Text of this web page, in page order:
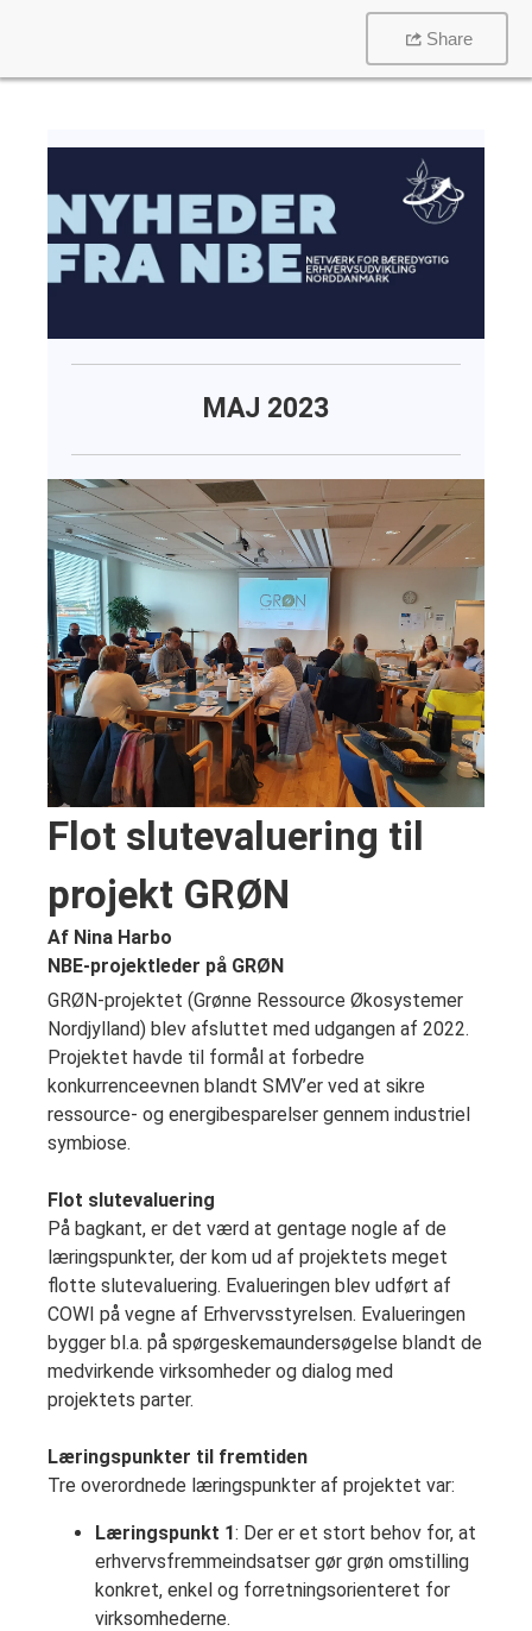
Share
MAJ 2023
Flot slutevaluering til
projekt GRØN
Af Nina Harbo
NBE-projektleder på GRØN
GRØN-projektet (Grønne Ressource Økosystemer
Nordjylland) blev afsluttet med udgangen af 2022.
Projektet havde til formål at forbedre
konkurrenceevnen blandt SMV’er ved at sikre
ressource- og energibesparelser gennem industriel
symbiose.
Flot slutevaluering
På bagkant, er det værd at gentage nogle af de
læringspunkter, der kom ud af projektets meget
flotte slutevaluering. Evalueringen blev udført af
COWI på vegne af Erhvervsstyrelsen. Evalueringen
bygger bl.a. på spørgeskemaundersøgelse blandt de
medvirkende virksomheder og dialog med
projektets parter.
Læringspunkter til fremtiden
Tre overordnede læringspunkter af projektet var:
Læringspunkt 1: Der er et stort behov for, at
erhvervsfremmeindsatser gør grøn omstilling
konkret, enkel og forretningsorienteret for
virksomhederne.